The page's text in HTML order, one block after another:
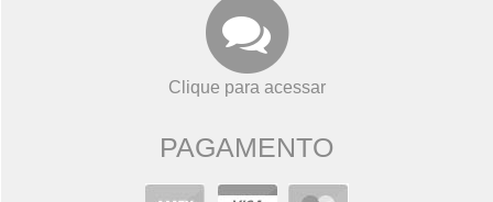
Clique para acessar
PAGAMENTO